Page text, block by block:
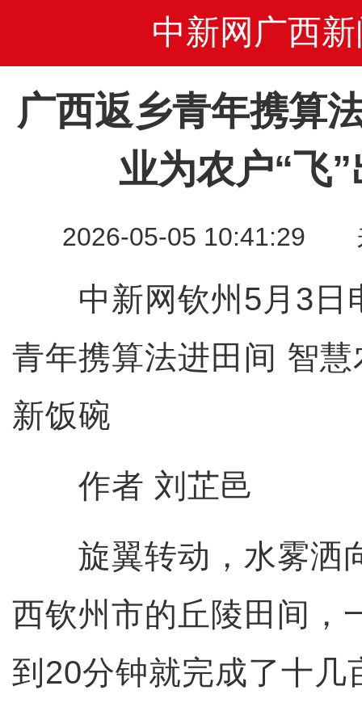
中新网广西新
广西返乡青年携算
业为农户“飞
2026-05-05 10:41:29
中新网钦州5月3日
青年携算法进田间 智慧
新饭碗
作者 刘芷邑
旋翼转动，水雾洒
西钦州市的丘陵田间，
到20分钟就完成了十几